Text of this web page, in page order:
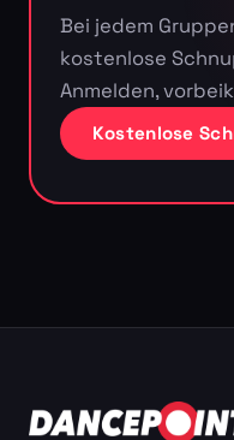
Bei jedem
kostenlose
Anmelden,
Kostenlose